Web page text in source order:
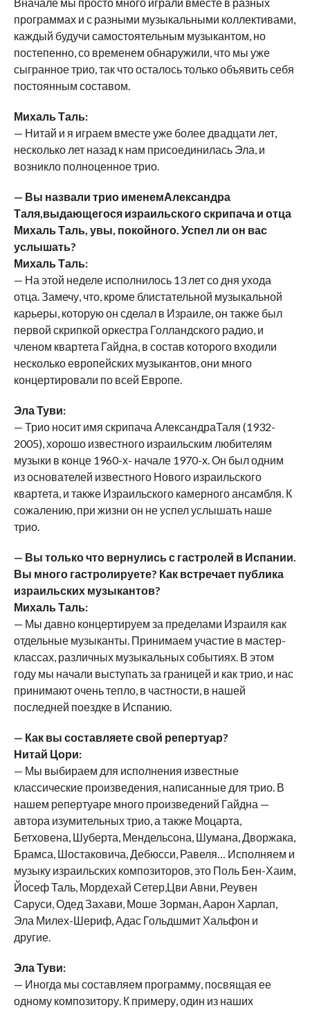
программах и с разными музыкальными коллективами,
каждый будучи самостоятельным музыкантом, но
постепенно, со временем обнаружили, что мы уже
сыгранное трио, так что осталось только объявить себя
постоянным составом.
Михаль Таль:
— Нитай и я играем вместе уже более двадцати лет,
несколько лет назад к нам присоединилась Эла, и
возникло полноценное трио.
— Вы назвали трио именемАлександра
Таля,выдающегося израильского скрипача и отца
Михаль Таль, увы, покойного. Успел ли он вас
услышать?
Михаль Таль:
— На этой неделе исполнилось 13 лет со дня ухода
отца. Замечу, что, кроме блистательной музыкальной
карьеры, которую он сделал в Израиле, он также был
первой скрипкой оркестра Голландского радио, и
членом квартета Гайдна, в состав которого входили
несколько европейских музыкантов, они много
концертировали по всей Европе.
Эла Туви:
— Трио носит имя скрипача АлександраТаля (1932-
2005), хорошо известного израильским любителям
музыки в конце 1960-х- начале 1970-х. Он был одним
из основателей известного Нового израильского
квартета, и также Израильского камерного ансамбля. К
сожалению, при жизни он не успел услышать наше
трио.
— Вы только что вернулись с гастролей в Испании.
Вы много гастролируете? Как встречает публика
израильских музыкантов?
Михаль Таль:
— Мы давно концертируем за пределами Израиля как
отдельные музыканты. Принимаем участие в мастер-
классах, различных музыкальных событиях. В этом
году мы начали выступать за границей и как трио, и нас
принимают очень тепло, в частности, в нашей
последней поездке в Испанию.
— Как вы составляете свой репертуар?
Нитай Цори:
— Мы выбираем для исполнения известные
классические произведения, написанные для трио. В
нашем репертуаре много произведений Гайдна —
автора изумительных трио, а также Моцарта,
Бетховена, Шуберта, Мендельсона, Шумана, Дворжака,
Брамса, Шостаковича, Дебюсси, Равеля… Исполняем и
музыку израильских композиторов, это Поль Бен-Хаим,
Йосеф Таль, Мордехай Сетер,Цви Авни, Реувен
Саруси, Одед Захави, Моше Зорман, Аарон Харлап,
Эла Милех-Шериф, Адас Гольдшмит Хальфон и
другие.
Эла Туви:
— Иногда мы составляем программу, посвящая ее
одному композитору. К примеру, один из наших